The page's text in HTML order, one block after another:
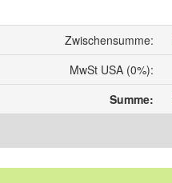
Zwischensumme:
MwSt USA (0%):
Summe: